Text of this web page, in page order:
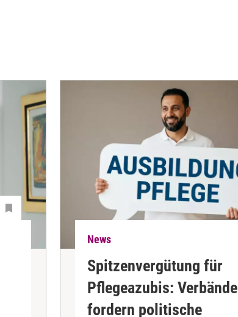
News
Spitzenvergütung für
Pflegeazubis: Verbände
fordern politische